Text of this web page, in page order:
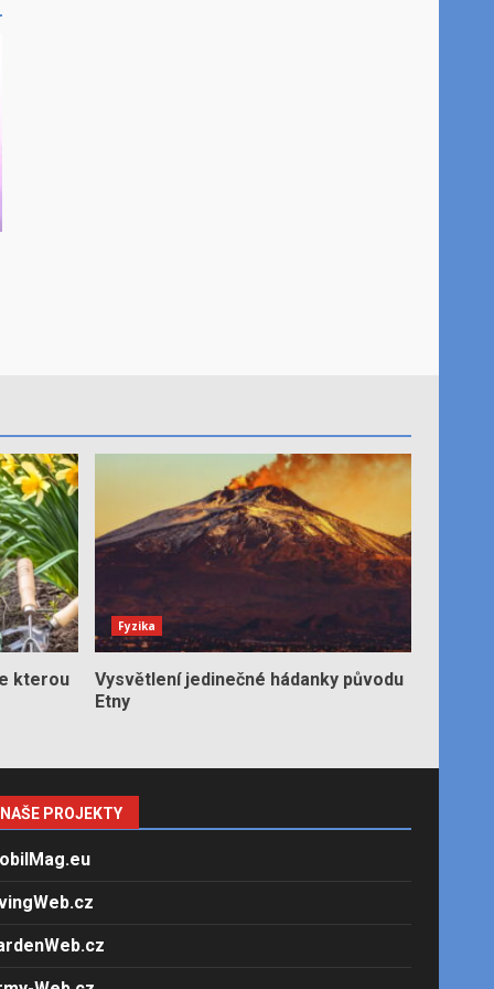
kterou
Fyzika
Vysvětlení jedinečné hádanky původu
Etny
NAŠE PROJEKTY